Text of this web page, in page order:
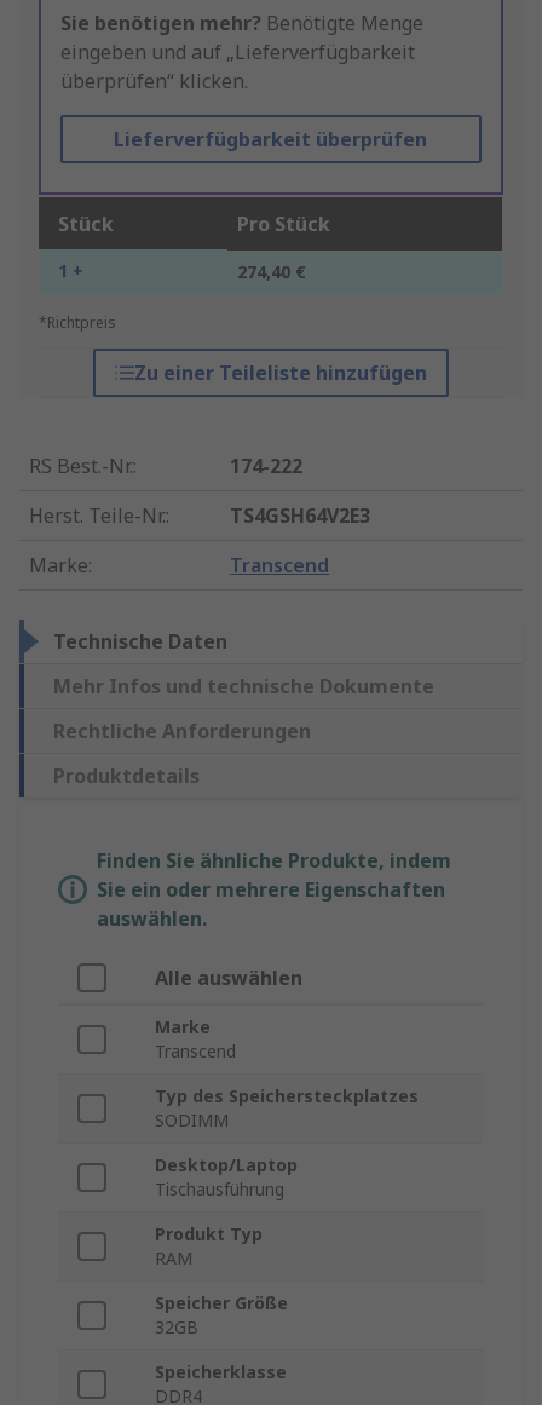
Sie benötigen mehr? Benötigte Menge
eingeben und auf „Lieferverfügbarkeit
überprüfen“ klicken.
Lieferverfügbarkeit überprüfen
Stück Pro Stück
1 + 274,40 €
*Richtpreis
Zu einer Teileliste hinzufügen
RS Best.-Nr.:
174-222
Herst. Teile-Nr.:
TS4GSH64V2E3
Marke: Transcend
Technische Daten
Mehr Infos und technische Dokumente
Rechtliche Anforderungen
Produktdetails
Finden Sie ähnliche Produkte, indem
Sie ein oder mehrere Eigenschaften
auswählen.
Alle auswählen
Marke
Transcend
Typ des Speichersteckplatzes
SODIMM
Desktop/Laptop
Tischausführung
Produkt Typ
RAM
Speicher Größe
32GB
Speicherklasse
DDR4